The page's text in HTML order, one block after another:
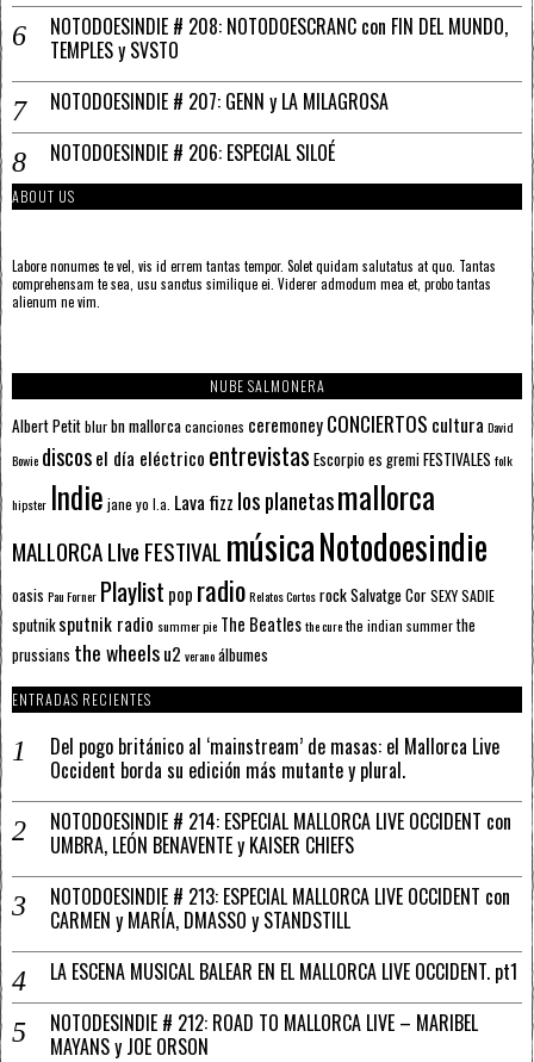
NOTODOESINDIE # 208: NOTODOESCRANC con FIN DEL MUNDO,
TEMPLES y SVSTO
NOTODOESINDIE # 207: GENN y LA MILAGROSA
NOTODOESINDIE # 206: ESPECIAL SILOÉ
ABOUT US
Labore nonumes te vel, vis id errem tantas tempor. Solet quidam salutatus at quo. Tantas
comprehensam te sea, usu sanctus similique ei. Viderer admodum mea et, probo tantas
alienum ne vim.
NUBE SALMONERA
Albert Petitblurbn mallorcacanciones ceremoneyCONCIERTOS cultura David
Bowie discosel día eléctrico entrevistas Escorpioes gremiFESTIVALES folk
hipster Indie jane yo l.a. Lava fizz los planetasmallorca
MALLORCA LIve FESTIVAL músicaNotodoesindie
oasis Pau Forner Playlist pop radioRelatos CortosrockSalvatge CorSEXY SADIE
sputnik sputnik radio summer pie The Beatlesthe curethe indian summerthe
prussians the wheelsu2 veranoálbumes
ENTRADAS RECIENTES
Del pogo británico al ‘mainstream’ de masas: el Mallorca Live
Occident borda su edición más mutante y plural.
NOTODOESINDIE # 214: ESPECIAL MALLORCA LIVE OCCIDENT con
UMBRA, LEÓN BENAVENTE y KAISER CHIEFS
NOTODOESINDIE # 213: ESPECIAL MALLORCA LIVE OCCIDENT con
CARMEN y MARÍA, DMASSO y STANDSTILL
LA ESCENA MUSICAL BALEAR EN EL MALLORCA LIVE OCCIDENT. pt1
NOTODESINDIE # 212: ROAD TO MALLORCA LIVE – MARIBEL
MAYANS y JOE ORSON